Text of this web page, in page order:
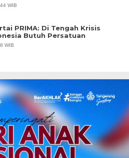
WIB
PRIMA: Di Tengah Krisis
Butuh Persatuan
WIB